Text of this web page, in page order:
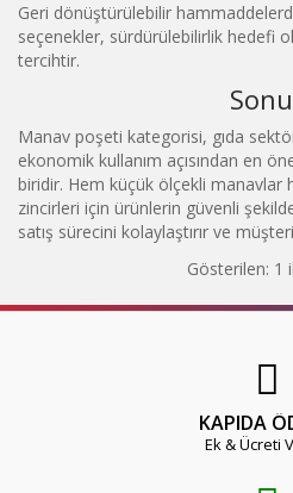
Geri dönüştürülebilir
seçenekler, sürdürülebilirlik hedefi
tercihtir.
Manav poşeti kategorisi, gıda
ekonomik kullanım açısından en
biridir. Hem küçük ölçekli manavlar
zincirleri için ürünlerin güvenli
satış sürecini kolaylaştırır ve
Gösterilen: 1
KAPIDA
Ek & Ücreti